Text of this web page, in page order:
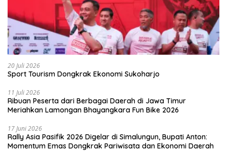
20 Juli 2026
Sport Tourism Dongkrak Ekonomi Sukoharjo
11 Juli 2026
Ribuan Peserta dari Berbagai Daerah di Jawa Timur
Meriahkan Lamongan Bhayangkara Fun Bike 2026
17 Juni 2026
Rally Asia Pasifik 2026 Digelar di Simalungun, Bupati Anton:
Momentum Emas Dongkrak Pariwisata dan Ekonomi Daerah